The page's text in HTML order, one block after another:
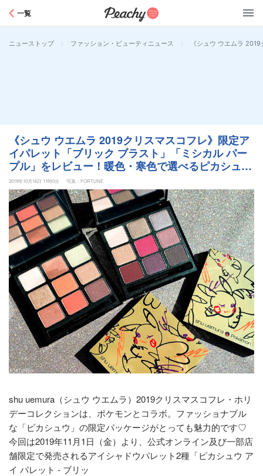
一覧
ニューストップ > ファッション・ビューティニュース > 《シュウ ウエムラ
《シュウ ウエムラ 2019クリスマスコフレ》限定ア
イパレット「ブリック ブラスト」「ミシカル パー
プル」をレビュー！暖色・寒色で選べるピカシュウ
アイシャドウ♡
2019年10月16日 11時0分 写真：FORTUNE
shu uemura（シュウ ウエムラ）2019クリスマスコフレ・ホリ
デーコレクションは、ポケモンとコラボ。ファッショナブル
な「ピカシュウ」の限定パッケージがとっても魅力的です♡
今回は2019年11月1日（金）より、公式オンライン及び一部店
舗限定で発売されるアイシャドウパレット2種「ピカシュウ ア
イ パレット - ブリッ